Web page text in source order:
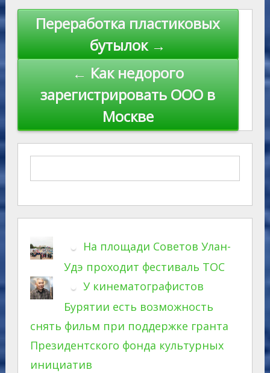
Навигация
записям
Переработка пластиковых
бутылок →
← Как недорого
зарегистрировать ООО в
Москве
На площади Советов Улан-
Удэ проходит фестиваль ТОС
У кинематографистов
Бурятии есть возможность
снять фильм при поддержке гранта
Президентского фонда культурных
инициатив